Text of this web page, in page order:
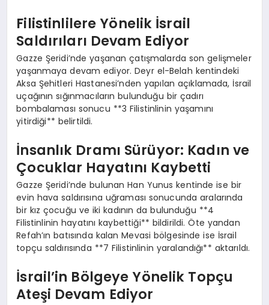
Filistinlilere Yönelik İsrail
Saldırıları Devam Ediyor
Gazze Şeridi’nde yaşanan çatışmalarda son gelişmeler
yaşanmaya devam ediyor. Deyr el-Belah kentindeki
Aksa Şehitleri Hastanesi’nden yapılan açıklamada, İsrail
uçağının sığınmacıların bulunduğu bir çadırı
bombalaması sonucu **3 Filistinlinin yaşamını
yitirdiği** belirtildi.
İnsanlık Dramı Sürüyor: Kadın ve
Çocuklar Hayatını Kaybetti
Gazze Şeridi’nde bulunan Han Yunus kentinde ise bir
evin hava saldırısına uğraması sonucunda aralarında
bir kız çocuğu ve iki kadının da bulunduğu **4
Filistinlinin hayatını kaybettiği** bildirildi. Öte yandan
Refah’ın batısında kalan Mevasi bölgesinde ise İsrail
topçu saldırısında **7 Filistinlinin yaralandığı** aktarıldı.
İsrail’in Bölgeye Yönelik Topçu
Ateşi Devam Ediyor